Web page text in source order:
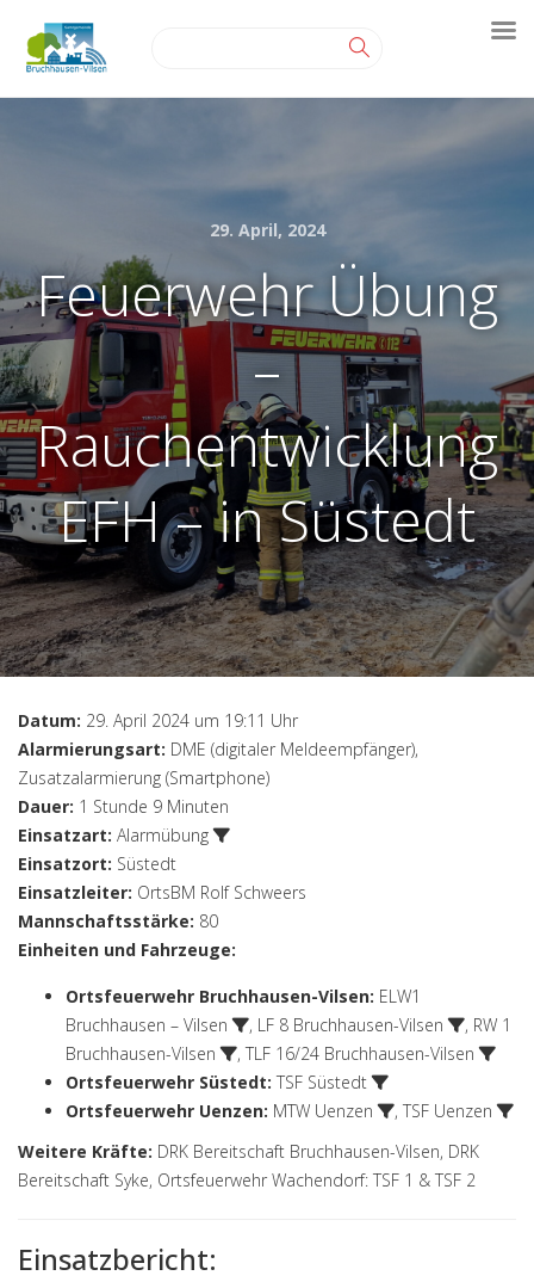
29. April, 2024
Feuerwehr Übung
–
Rauchentwicklung
EFH – in Süstedt
Datum: 29. April 2024 um 19:11 Uhr
Alarmierungsart: DME (digitaler Meldeempfänger),
Zusatzalarmierung (Smartphone)
Dauer: 1 Stunde 9 Minuten
Einsatzart: Alarmübung
Einsatzort: Süstedt
Einsatzleiter: OrtsBM Rolf Schweers
Mannschaftsstärke: 80
Einheiten und Fahrzeuge:
Ortsfeuerwehr Bruchhausen-Vilsen: ELW1
Bruchhausen – Vilsen
, LF 8 Bruchhausen-Vilsen , RW 1
Bruchhausen-Vilsen
, TLF 16/24 Bruchhausen-Vilsen
Ortsfeuerwehr Süstedt: TSF Süstedt
Ortsfeuerwehr Uenzen: MTW Uenzen , TSF Uenzen
Weitere Kräfte: DRK Bereitschaft Bruchhausen-Vilsen, DRK
Bereitschaft Syke, Ortsfeuerwehr Wachendorf: TSF 1 & TSF 2
Einsatzbericht: